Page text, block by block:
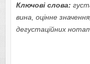
Ключові слова:
вина, оцінне
дегустаційних